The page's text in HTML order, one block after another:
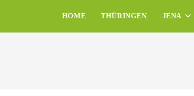
HOME THÜRINGEN JENA